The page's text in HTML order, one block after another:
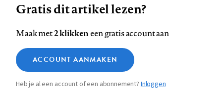
op
Facebook
op
LinkedIn
op
Bluesky
ons
op
InstagramYouTube
Footer
Contact Colofon Disclaimer Privacy
Medische vragen verdienen
betrouwbare antwoorden
Zie onze cookie policy
Analytische cookies
Marketing cookies
Gratis dit artikel lezen?
Maak met2 klikkeneen gratis account aan
ACCOUNT AANMAKEN
Heb je al een account of een abonnement?Inloggen